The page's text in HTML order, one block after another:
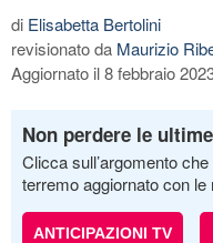
di Elisabetta Bertolini
revisionato da Maurizio
Aggiornato il 8 febbraio
Non perdere le
Clicca sull’argomento
terremo aggiornato con
ANTICIPAZIONI TV